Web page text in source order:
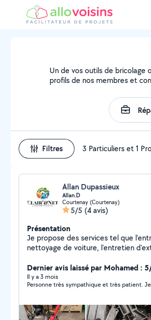
Un de vos outils de bricolage
profils de nos membres et
Filtres 3 Particuliers et 1
Allan Dupassieux
Allan.D
Courtenay (Courtenay)
5/5 (4 avis)
Présentation
Je propose des services tel que
nettoyage de voiture, l'entretien
Courtenay et ses alentours. N'hésitez pas à me
Dernier avis laissé par Mohamed :
Il y a 3 mois
Personne très sympathique et très patient.